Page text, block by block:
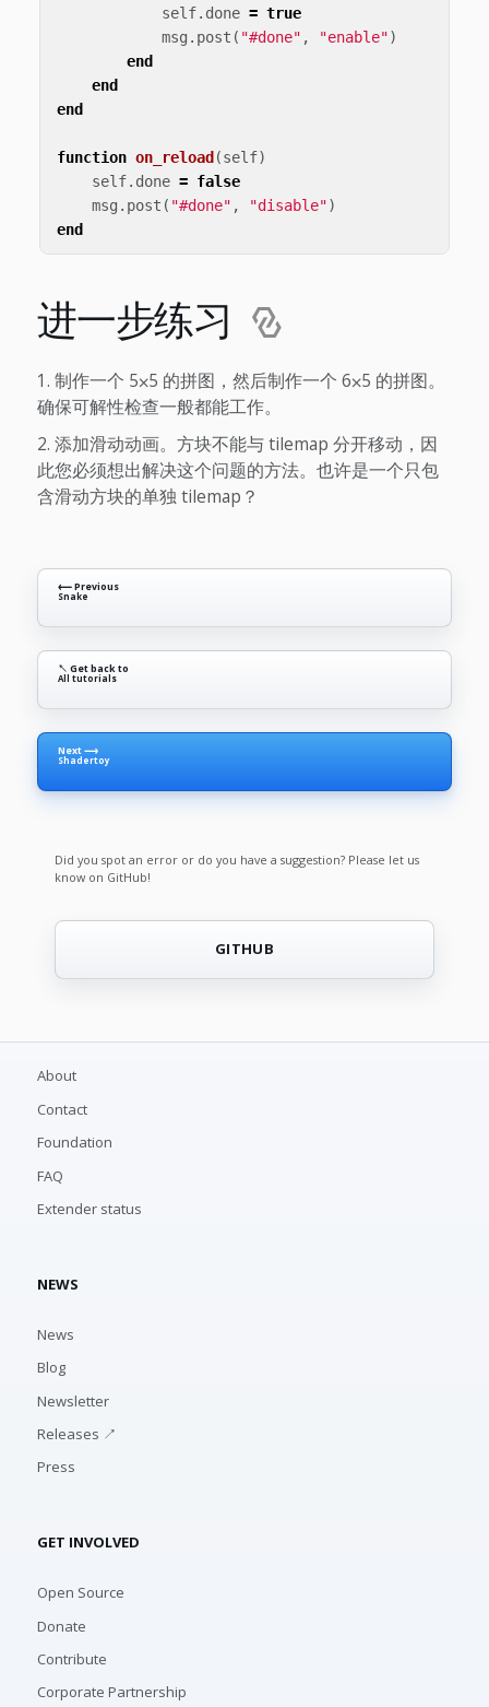
self. done = true
msg . post ( "#done" , "enable")
end
end
end
function on_reload (self)
self. done = false
msg . post ( "#done" , "disable")
end
进一步练习
制作一个 5⨉5 的拼图，然后制作一个 6⨉5 的拼图。
确保可解性检查一般都能工作。
添加滑动动画。方块不能与 tilemap 分开移动，因
此您必须想出解决这个问题的方法。也许是一个只包
含滑动方块的单独 tilemap？
⟵ Previous
Snake
↖ Get back to
All tutorials
Next ⟶
Shadertoy
Did you spot an error or do you have a suggestion? Please let us
know on GitHub!
GITHUB
About
Contact
Foundation
FAQ
Extender status
NEWS
News
Blog
Newsletter
Releases ↗
Press
GET INVOLVED
Open Source
Donate
Contribute
Corporate Partnership